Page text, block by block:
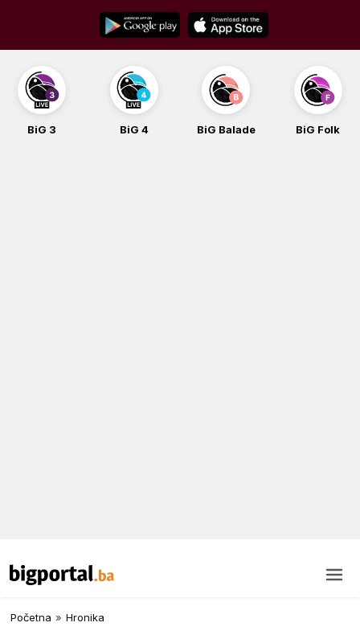
content
BiG 4 BiG Balade BiG Folk BiG iG
Početna » Hronika